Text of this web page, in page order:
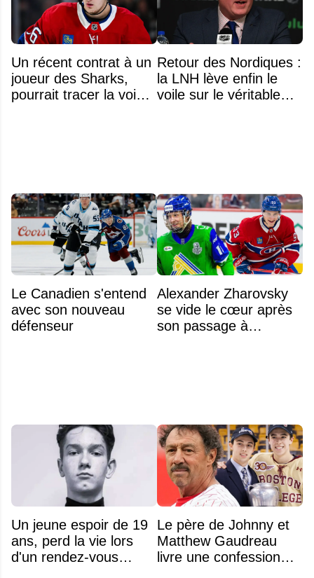
Un récent contrat à un
joueur des Sharks,
pourrait tracer la voie à
Retour des Nordiques :
la LNH lève enfin le
voile sur le véritable
Le Canadien s'entend
avec son nouveau
défenseur
Alexander Zharovsky
se vide le cœur après
son passage à
Un jeune espoir de 19
ans, perd la vie lors
d'un rendez-vous
Le père de Johnny et
Matthew Gaudreau
livre une confession